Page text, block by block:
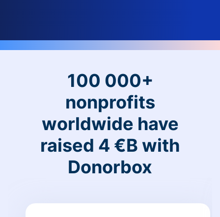
100 000+
nonprofits
worldwide have
raised 4 €B with
Donorbox